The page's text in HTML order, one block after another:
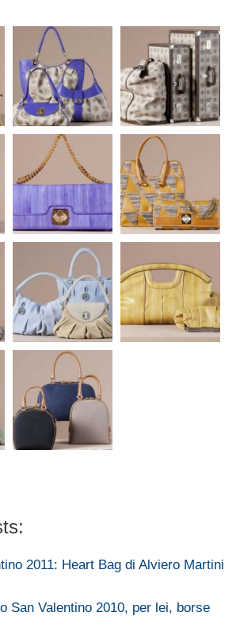
2011: Heart Bag di Alviero Martini
San Valentino 2010, per lei, borse